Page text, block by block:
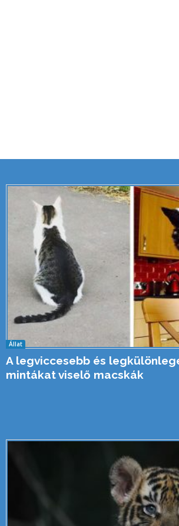
Állat
A legviccesebb és
mintákat viselő macskák